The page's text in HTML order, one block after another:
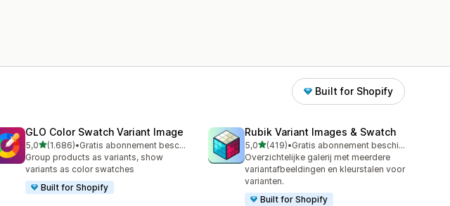
Built for Shopify
GLO Color Swatch Variant Image
5,0van 5 sterren
(1.686)
1686 recensies in totaal
•
Gratis abonnement beschikbaar
Group products as variants, show
variants as color swatches
Built for Shopify
Rubik Variant Images & Swatch
5,0van 5 sterren
(419)
419 recensies in totaal
•
Gratis abonnement beschikbaar
Overzichtelijke galerij met meerdere
variantafbeeldingen en kleurstalen voor
varianten.
Built for Shopify